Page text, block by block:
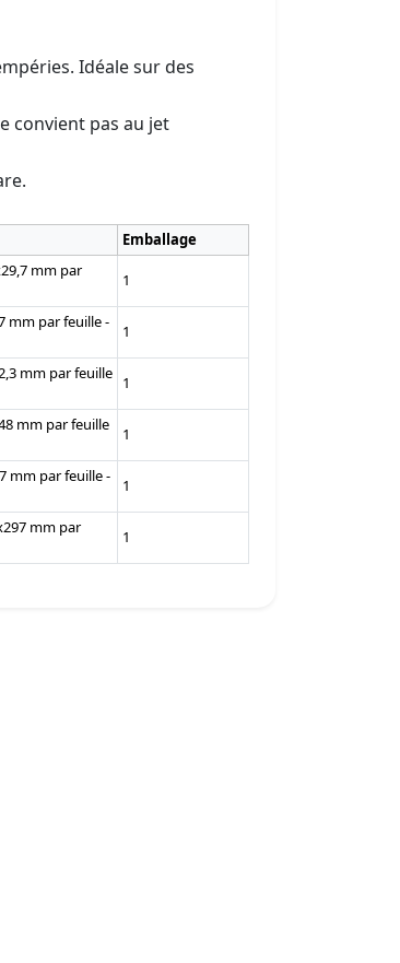
Idéale sur des
convient pas au jet
Emballage
mm par
1
mm par feuille -
1
mm par feuille 1
mm par feuille
1
mm par feuille -
1
mm par
1